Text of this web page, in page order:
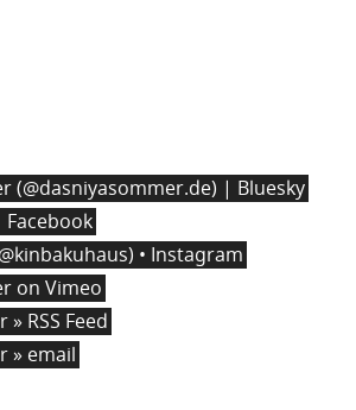
(@dasniyasommer.de) | Bluesky
• Instagram
on Vimeo
RSS Feed
» email